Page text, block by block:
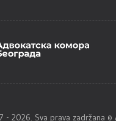
- 2026. Sva prava zadržana